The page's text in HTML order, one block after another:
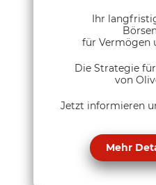
Ihr
für Vermögen
Die Strategie
von
Jetzt informieren
Mehr